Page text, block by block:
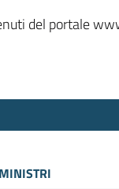
del portale